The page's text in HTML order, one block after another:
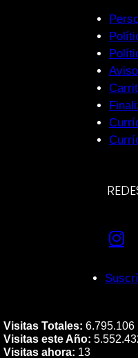
Visitas Totales: 6.795.106
Visitas este Año:
Visitas ahora: 13